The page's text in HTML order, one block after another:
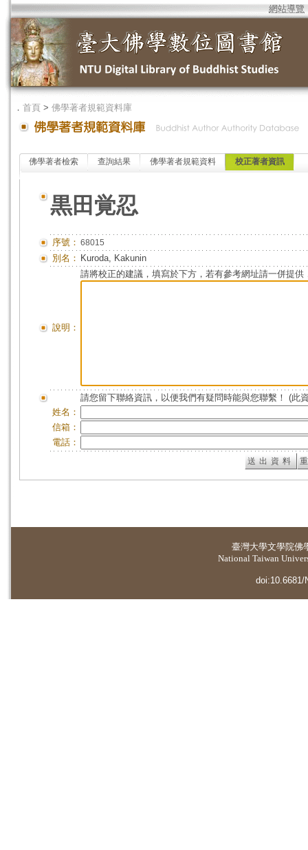
網站導覽
． 首頁 > 佛學著者規範資料庫
佛學著者檢索 查詢結果 佛學著者規範資料 校正著者資訊
黒田覚忍
序號： 68015
別名： Kuroda, Kakunin
說明：
請將校正的建議，填寫於下方，若有參考網址請一併提供
請您留下聯絡資訊，以便我們有疑問時能與您聯繫！ (此
姓名：
信箱：
電話：
臺灣大學文學院佛
National Taiwan
doi:10.6681/